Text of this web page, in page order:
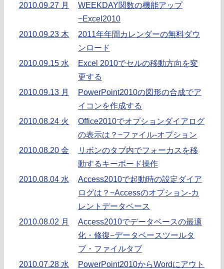
2010.09.27 月
WEEKDAY関数の機能アップ
−Excel2010
2010.09.23 木
2011年年間カレンダーの無料ダウ
ンロード
2010.09.15 水
Excel 2010でセルの移動方向を変
更する
2010.09.13 月
PowerPoint2010の図形の合成でア
イコンを作成する
2010.08.24 火
Office2010でオプションダイアログ
の表示は？−ファイル-オプション
2010.08.20 金
リボンのタブ内でフォーカスを移
動するキーボード操作
2010.08.04 水
Access2010で起動時の設定ダイア
ログは？−Accessのオプション-カ
レントデータベース
2010.08.02 月
Access2010でデータベースの最適
化・修復−データベースツールタ
ブ・ファイルタブ
2010.07.28 水
PowerPoint2010からWordにアウト